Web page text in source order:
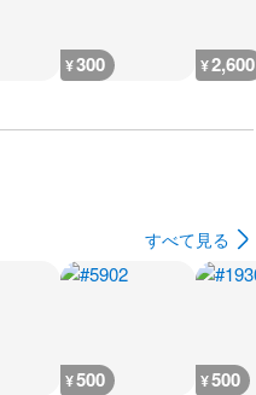
¥300 ¥2,600
すべて見る
¥500 ¥500